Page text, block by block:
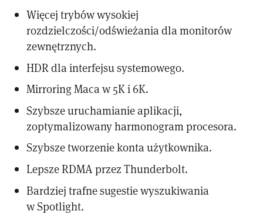
Więcej trybów wysokiej
rozdzielczości/odświeżania dla monitorów
zewnętrznych.
HDR dla interfejsu systemowego.
Mirroring Maca w 5K i 6K.
Szybsze uruchamianie aplikacji,
zoptymalizowany harmonogram procesora.
Szybsze tworzenie konta użytkownika.
Lepsze RDMA przez Thunderbolt.
Bardziej trafne sugestie wyszukiwania
w Spotlight.